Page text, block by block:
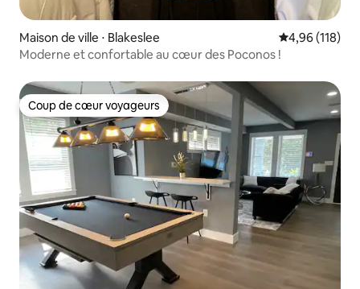
Maison de ville ⋅ Blakeslee Évaluation
4,96 (118)
Moderne et confortable au cœur des Poconos !
Coup de cœur voyageurs
Coup de cœur voyageurs